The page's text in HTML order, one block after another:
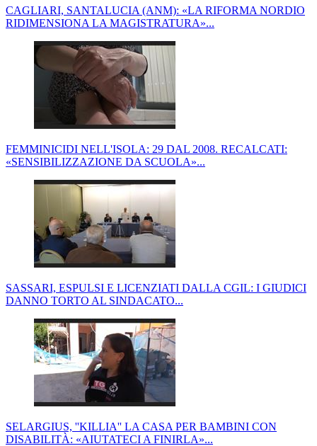
CAGLIARI, SANTALUCIA (ANM): «LA RIFORMA NORDIO
RIDIMENSIONA LA MAGISTRATURA»...
FEMMINICIDI NELL'ISOLA: 29 DAL 2008. RECALCATI:
«SENSIBILIZZAZIONE DA SCUOLA»...
SASSARI, ESPULSI E LICENZIATI DALLA CGIL: I GIUDICI
DANNO TORTO AL SINDACATO...
SELARGIUS, ''KILLIA'' LA CASA PER BAMBINI CON
DISABILITÀ: «AIUTATECI A FINIRLA»...